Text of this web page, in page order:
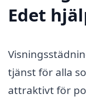
Edet
tjänst för alla
attraktivt för